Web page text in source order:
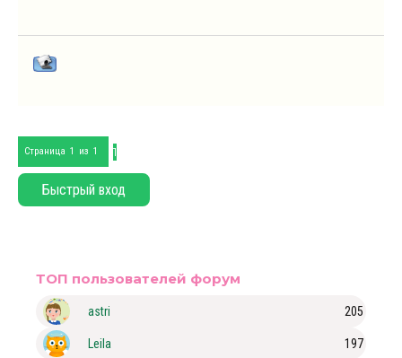
Страница 1 из 1 1
ТОП пользователей форум
astri 205
Leila 197